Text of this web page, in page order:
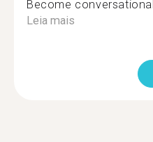
Become
Leia mais